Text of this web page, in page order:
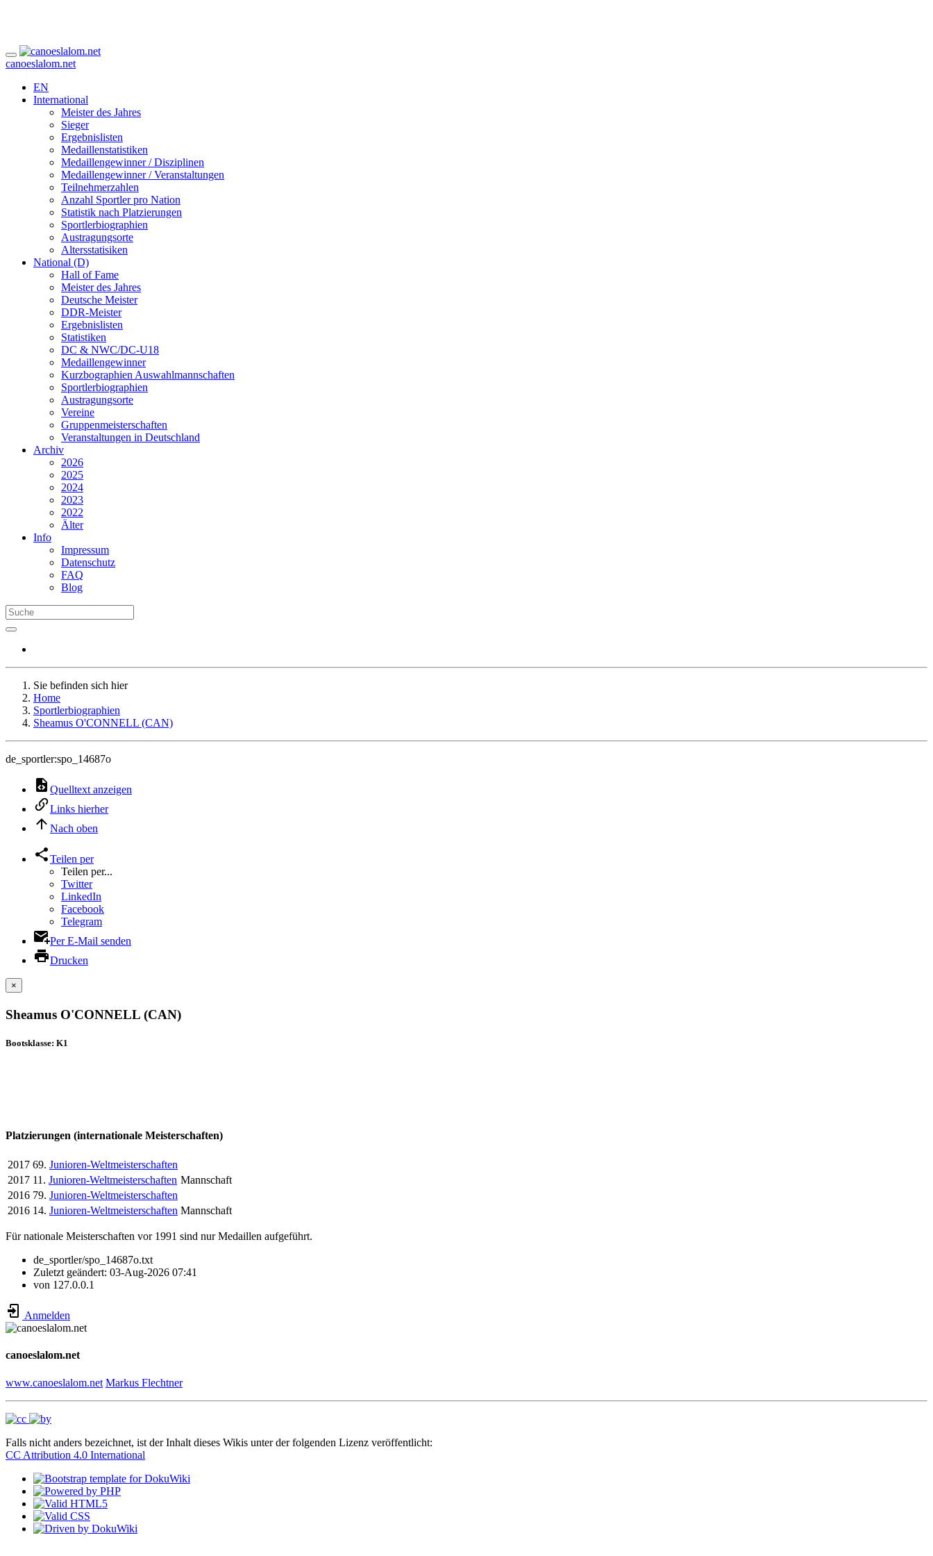
canoeslalom.net
EN
International
Meister des Jahres
Sieger
Ergebnislisten
Medaillenstatistiken
Medaillengewinner / Disziplinen
Medaillengewinner / Veranstaltungen
Teilnehmerzahlen
Anzahl Sportler pro Nation
Statistik nach Platzierungen
Sportlerbiographien
Austragungsorte
Altersstatisiken
National (D)
Hall of Fame
Meister des Jahres
Deutsche Meister
DDR-Meister
Ergebnislisten
Statistiken
DC & NWC/DC-U18
Medaillengewinner
Kurzbographien Auswahlmannschaften
Sportlerbiographien
Austragungsorte
Vereine
Gruppenmeisterschaften
Veranstaltungen in Deutschland
Archiv
2026
2025
2024
2023
2022
Älter
Info
Impressum
Datenschutz
FAQ
Blog
Sie befinden sich hier
Home
Sportlerbiographien
Sheamus O'CONNELL (CAN)
de_sportler:spo_14687o
Quelltext anzeigen
Links hierher
Nach oben
Teilen per
Teilen per...
Twitter
LinkedIn
Facebook
Telegram
Per E-Mail senden
Drucken
×
Sheamus O'CONNELL (CAN)
Bootsklasse: K1
Platzierungen (internationale Meisterschaften)
2017 69. Junioren-Weltmeisterschaften
2017 11. Junioren-Weltmeisterschaften Mannschaft
2016 79. Junioren-Weltmeisterschaften
2016 14. Junioren-Weltmeisterschaften Mannschaft
Für nationale Meisterschaften vor 1991 sind nur Medaillen aufgeführt.
de_sportler/spo_14687o.txt
Zuletzt geändert: 03-Aug-2026 07:41
von 127.0.0.1
Anmelden
canoeslalom.net
www.canoeslalom.net Markus Flechtner
Falls nicht anders bezeichnet, ist der Inhalt dieses Wikis unter der folgenden Lizenz veröffentlicht:
CC Attribution 4.0 International